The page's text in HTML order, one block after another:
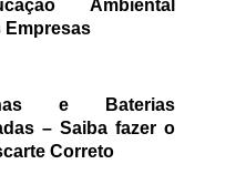
Ambiental
Empresas
e Baterias
– Saiba fazer o
Correto